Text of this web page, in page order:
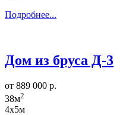
Подробнее...
Дом из бруса Д-3
от 889 000 р.
38м2
4х5м